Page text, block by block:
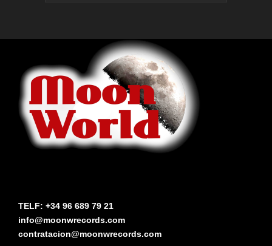
TELF: +34 96 689 79 21
info@moonwrecords.com
contratacion@moonwrecords.com